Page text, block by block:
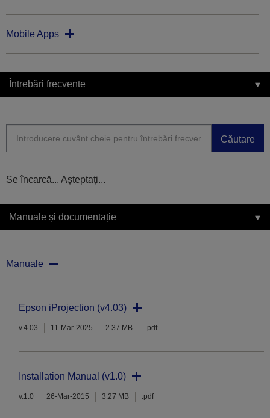
Mobile Apps
Întrebări frecvente
Căutare
Se încarcă... Așteptați...
Manuale și documentație
Manuale
Epson iProjection (v4.03)
v.4.03 11-Mar-2025 2.37 MB .pdf
Installation Manual (v1.0)
v.1.0 26-Mar-2015 3.27 MB .pdf